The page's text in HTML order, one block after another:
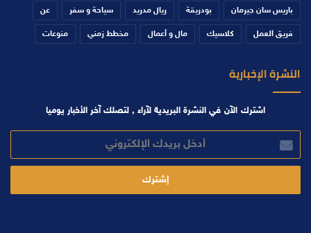
باريس سان جيرمان بودريقة ريال مدريد سياحة و سفر عن
فريق العمل كلاسيك مال و أعمال مخطط زمني منوعات
النشرة الإخبارية
اشترك الآن في النشرة البريدية لآراء , لتصلك آخر الأخبار يوميا
بريدك
الإلكتروني